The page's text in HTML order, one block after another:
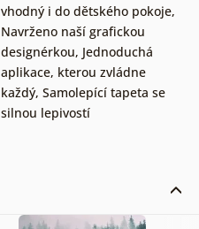
vhodný i do dětského pokoje,
Navrženo naší grafickou
designérkou, Jednoduchá
aplikace, kterou zvládne
každý, Samolepící tapeta se
silnou lepivostí